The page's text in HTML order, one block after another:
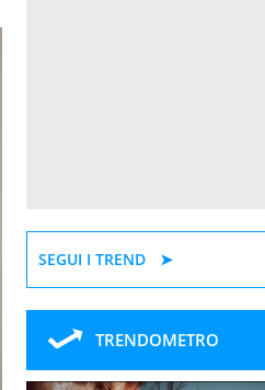
SEGUI I TREND
TRENDOMETRO